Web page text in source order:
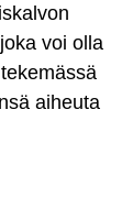
voi olla
aiheuta